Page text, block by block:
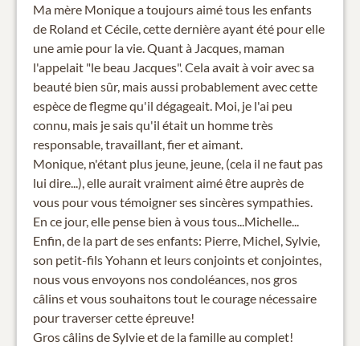
Ma mère Monique a toujours aimé tous les enfants
de Roland et Cécile, cette dernière ayant été pour elle
une amie pour la vie. Quant à Jacques, maman
l'appelait "le beau Jacques". Cela avait à voir avec sa
beauté bien sûr, mais aussi probablement avec cette
espèce de flegme qu'il dégageait. Moi, je l'ai peu
connu, mais je sais qu'il était un homme très
responsable, travaillant, fier et aimant.
Monique, n'étant plus jeune, jeune, (cela il ne faut pas
lui dire...), elle aurait vraiment aimé être auprès de
vous pour vous témoigner ses sincères sympathies.
En ce jour, elle pense bien à vous tous...Michelle...
Enfin, de la part de ses enfants: Pierre, Michel, Sylvie,
son petit-fils Yohann et leurs conjoints et conjointes,
nous vous envoyons nos condoléances, nos gros
câlins et vous souhaitons tout le courage nécessaire
pour traverser cette épreuve!